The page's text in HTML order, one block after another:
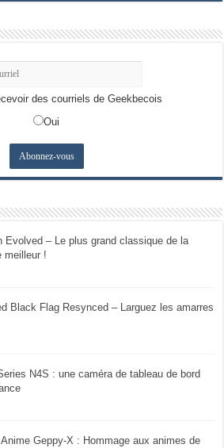
des courriels de Geekbecois
Oui
Evolved – Le plus grand classique de la
meilleur !
Black Flag Resynced – Larguez les amarres
N4S : une caméra de tableau de bord
Geppy-X : Hommage aux animes de